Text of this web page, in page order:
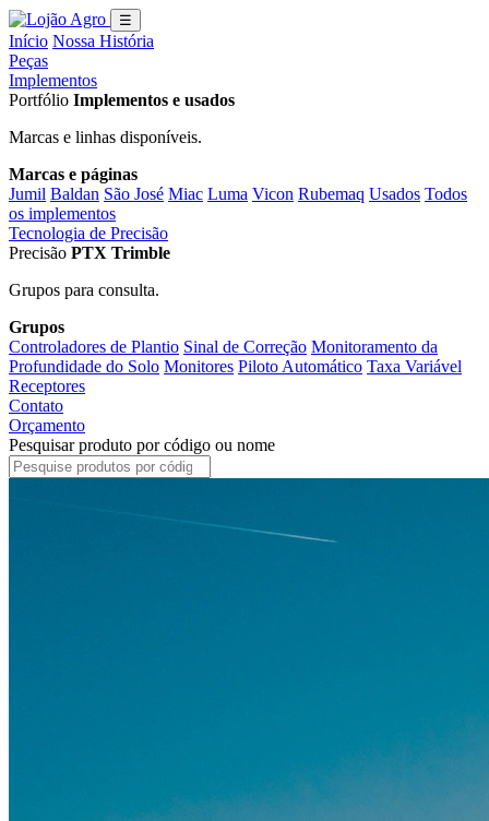
☰
Início Nossa História
Peças
Implementos
Portfólio Implementos e usados
Marcas e linhas disponíveis.
Marcas e páginas
Jumil Baldan São José Miac Luma Vicon Rubemaq Usados Todos
os implementos
Tecnologia de Precisão
Precisão PTX Trimble
Grupos para consulta.
Grupos
Controladores de Plantio Sinal de Correção Monitoramento da
Profundidade do Solo Monitores Piloto Automático Taxa Variável
Receptores
Contato
Orçamento
Pesquisar produto por código ou nome